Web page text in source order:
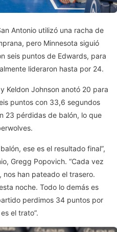
Antonio utilizó una racha de
pero Minnesota siguió
seis puntos de Edwards, para
lideraron hasta por 24.
Keldon Johnson anotó 20 para
puntos con 33,6 segundos
23 pérdidas de balón, lo que
ese es el resultado final”,
Gregg Popovich. “Cada vez
nos han pateado el trasero.
noche. Todo lo demás es
perdimos 34 puntos por
el trato”.